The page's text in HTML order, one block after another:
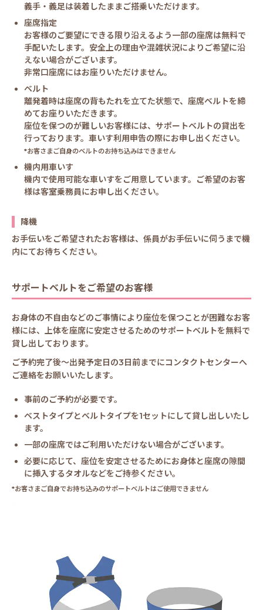
義手・義足は装着したままご搭乗いただけます。
座席指定
お客様のご要望にできる限り沿えるよう一部の座席は無料で
手配いたします。安全上の理由や混雑状況によりご希望に沿
えない場合がございます。
非常口座席にはお座りいただけません。
ベルト
離発着時は座席の背もたれを立てた状態で、座席ベルトを締
めてお座りいただきます。
座位を保つのが難しいお客様には、サポートベルトの貸出を
行っております。車いす利用申告の際にお申し出ください。
*お客さまご自身のベルトのお持ち込みはできません
機内用車いす
機内で使用可能な車いすをご用意しています。ご希望のお客
様は客室乗務員にお申し出ください。
降機
お手伝いをご希望されたお客様は、係員がお手伝いに伺うまで機
内にてお待ちください。
サポートベルトをご希望のお客様
お身体の不自由などのご事情により座位を保つことが困難なお客
様には、上体を座席に安定させるためのサポートベルトを無料で
貸し出しております。
ご予約完了後～出発予定日の3日前までにコンタクトセンターへ
ご連絡をお願いいたします。
事前のご予約が必要です。
ベストタイプとベルトタイプを1セットにして貸し出しいたし
ます。
一部の座席ではご利用いただけない場合がございます。
必要に応じて、座位を安定させるためにお身体と座席の隙間
に挿入するタオルなどをご持参ください。
*お客さまご自身でお持ち込みのサポートベルトはご使用できません